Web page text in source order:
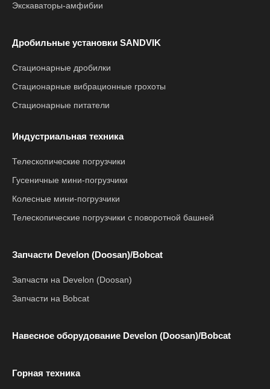
Экскаваторы-амфибии
Дробильные установки SANDVIK
Стационарные дробилки
Стационарные вибрационные грохоты
Стационарные питатели
Индустриальная техника
Телескопические погрузчики
Гусеничные мини-погрузчики
Колесные мини-погрузчики
Телескопические погрузчики с поворотной башней
Запчасти Develon (Doosan)/Bobcat
Запчасти на Develon (Doosan)
Запчасти на Bobcat
Навесное оборудование Develon (Doosan)/Bobcat
Горная техника